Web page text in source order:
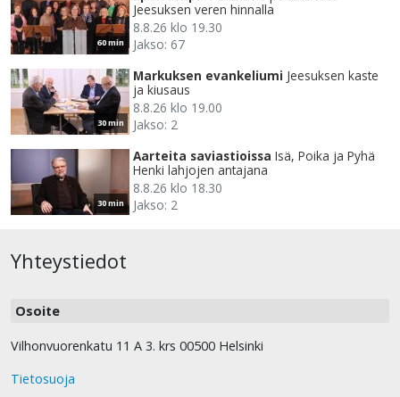
60 min
Jeesuksen veren hinnalla
8.8.26 klo 19.30
Jakso: 67
30 min
Markuksen evankeliumi Jeesuksen kaste
ja kiusaus
8.8.26 klo 19.00
Jakso: 2
30 min
Aarteita saviastioissa Isä, Poika ja Pyhä
Henki lahjojen antajana
8.8.26 klo 18.30
Jakso: 2
Yhteystiedot
Osoite
Vilhonvuorenkatu 11 A 3. krs 00500 Helsinki
Tietosuoja